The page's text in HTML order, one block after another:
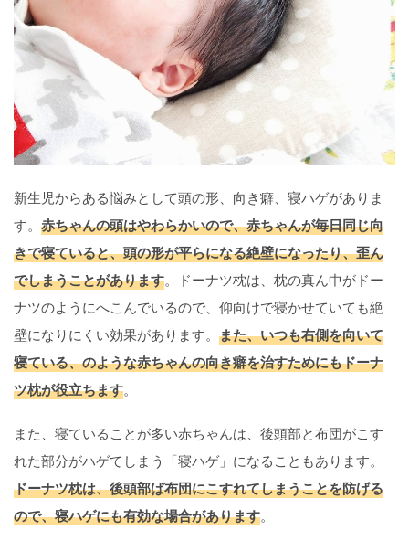
新生児からある悩みとして頭の形、向き癖、寝ハゲがありま
す。 赤ちゃんの頭はやわらかいので、赤ちゃんが毎日同じ向
きで寝ていると、頭の形が平らになる絶壁になったり、歪ん
でしまうことがあります。ドーナツ枕は、枕の真ん中がドー
ナツのようにへこんでいるので、仰向けで寝かせていても絶
壁になりにくい効果があります。 また、いつも右側を向いて
寝ている、のような赤ちゃんの向き癖を治すためにもドーナ
ツ枕が役立ちます。
また、寝ていることが多い赤ちゃんは、後頭部と布団がこす
れた部分がハゲてしまう「寝ハゲ」になることもあります。
ドーナツ枕は、後頭部ば布団にこすれてしまうことを防げる
ので、寝ハゲにも有効な場合があります。